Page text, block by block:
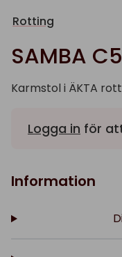
Rotting
SAMBA
Karmstol i ÄKTA
Logga in för
Information